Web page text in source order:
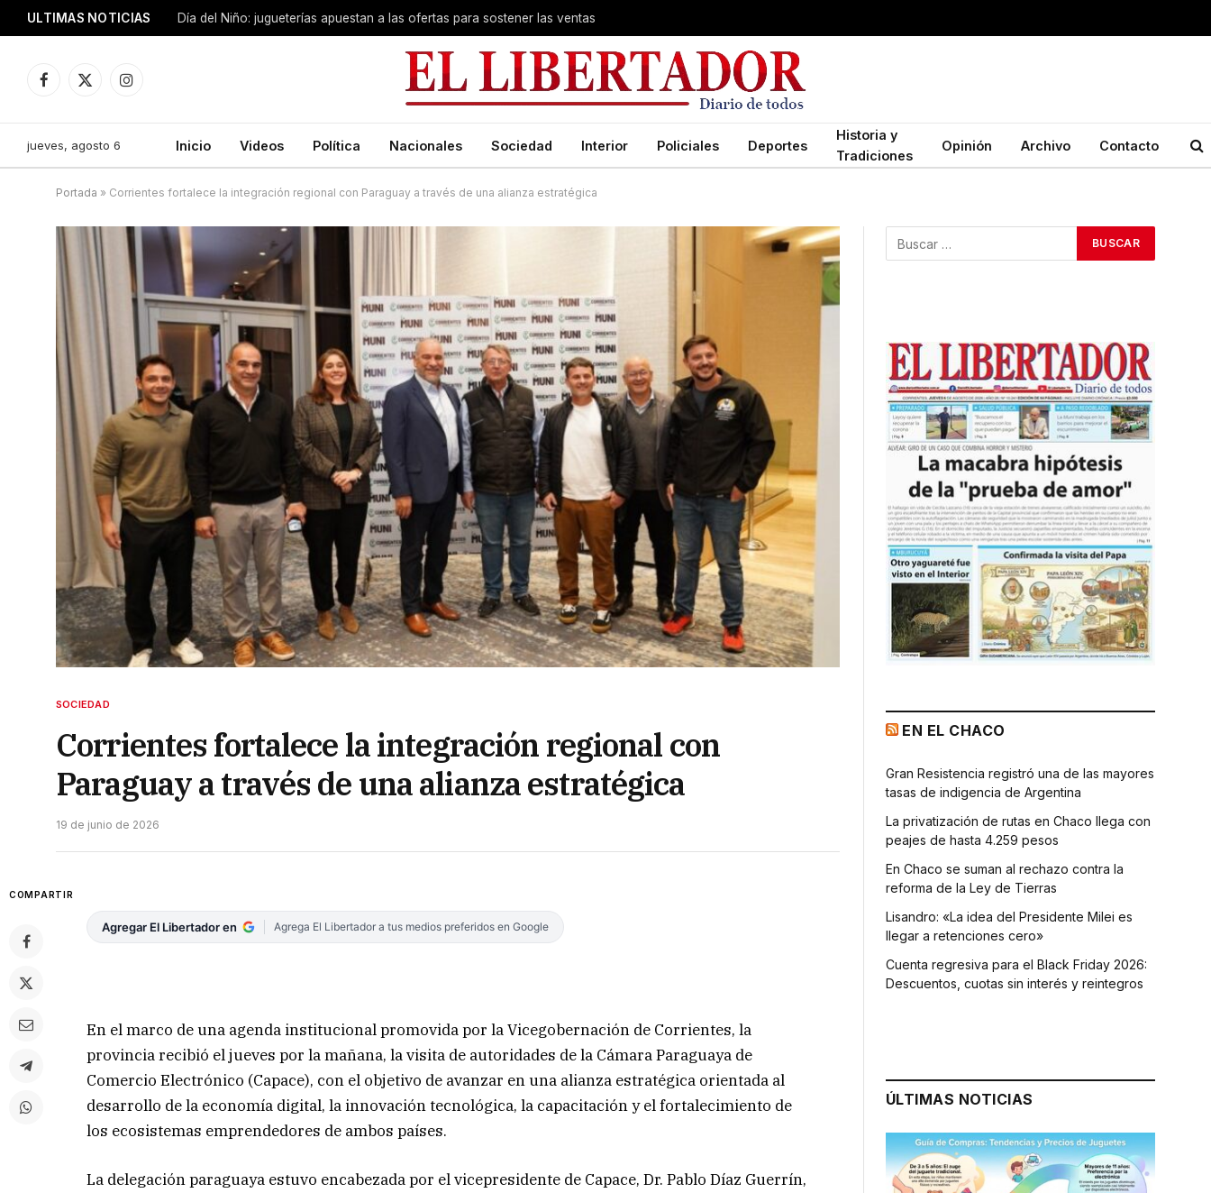
ULTIMAS NOTICIAS Día del Niño: jugueterías apuestan a las ofertas para sostener las ventas
Facebook
X
Instagram
jueves, agosto 6 Inicio Videos Política Nacionales Sociedad Interior Policiales Deportes
Historia y
Tradiciones
Opinión Archivo Contacto
Portada » Corrientes fortalece la integración regional con Paraguay a través de una alianza estratégica
SOCIEDAD
Corrientes fortalece la integración regional con
Paraguay a través de una alianza estratégica
19 de junio de 2026
COMPARTIR
Agregar El Libertador en Agrega El Libertador a tus medios preferidos en Google
En el marco de una agenda institucional promovida por la Vicegobernación de Corrientes, la
provincia recibió el jueves por la mañana, la visita de autoridades de la Cámara Paraguaya de
Comercio Electrónico (Capace), con el objetivo de avanzar en una alianza estratégica orientada al
desarrollo de la economía digital, la innovación tecnológica, la capacitación y el fortalecimiento de
los ecosistemas emprendedores de ambos países.
La delegación paraguaya estuvo encabezada por el vicepresidente de Capace, Dr. Pablo Díaz Guerrín,
EN EL CHACO
Gran Resistencia registró una de las mayores
tasas de indigencia de Argentina
La privatización de rutas en Chaco llega con
peajes de hasta 4.259 pesos
En Chaco se suman al rechazo contra la
reforma de la Ley de Tierras
Lisandro: «La idea del Presidente Milei es
llegar a retenciones cero»
Cuenta regresiva para el Black Friday 2026:
Descuentos, cuotas sin interés y reintegros
ÚLTIMAS NOTICIAS